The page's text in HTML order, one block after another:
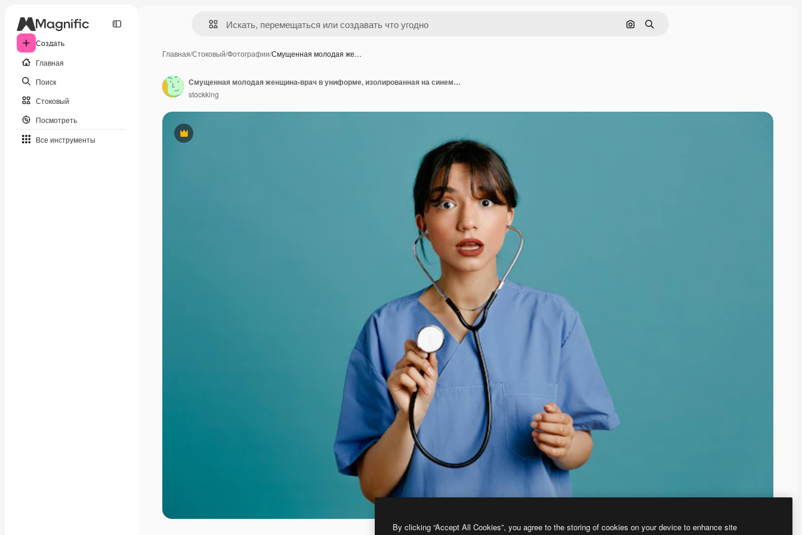
Создать
Главная
Поиск
Стоковый
Посмотреть
Все инструменты
Поиск по изображению
Поиск
Главная/Стоковый/Фотографии/Смущенная молодая же…
Премиум
Смущенная молодая женщина-врач в униформе, изолированная на синем фоне
stockking
By clicking “Accept All Cookies”, you agree to the storing of cookies on your device to enhance site